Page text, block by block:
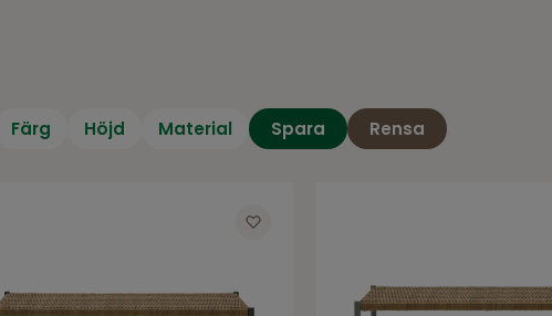
Många utebänkar
och hemleverans är
Färg Höjd Material Spara Rensa